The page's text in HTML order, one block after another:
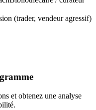
(trader, vendeur agressif)
et obtenez une analyse